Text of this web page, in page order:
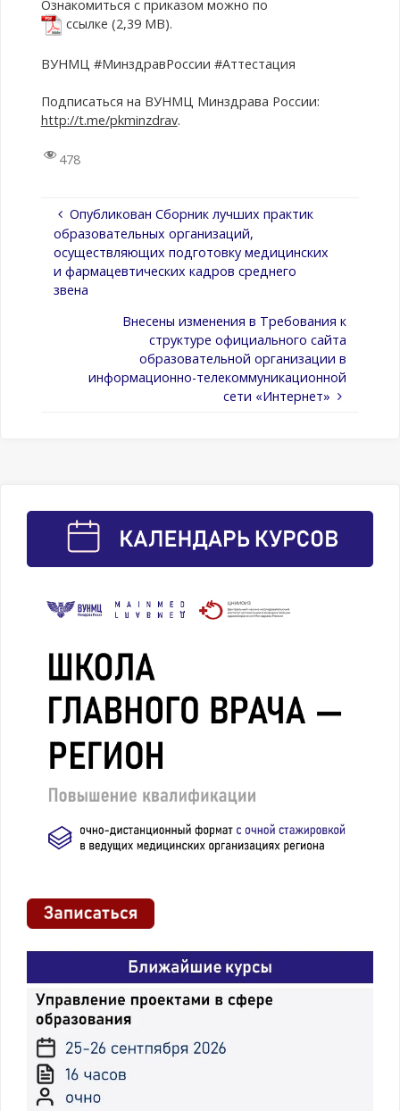
Ознакомиться с приказом можно по
ссылке
.
ВУНМЦ #МинздравРоссии #Аттестация
Подписаться на ВУНМЦ Минздрава России:
http://t.me/pkminzdrav.
478
Опубликован Сборник лучших практик
образовательных организаций,
осуществляющих подготовку медицинских
и фармацевтических кадров среднего
звена
Внесены изменения в Требования к
структуре официального сайта
образовательной организации в
информационно-телекоммуникационной
сети «Интернет»